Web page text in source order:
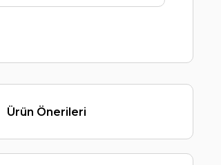
Ürün Önerileri